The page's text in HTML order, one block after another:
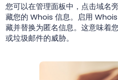
您可以在管理面板中，点击域名
藏您的 Whois 信息。启用
藏并替换为匿名信息。这意味着
或垃圾邮件的威胁。